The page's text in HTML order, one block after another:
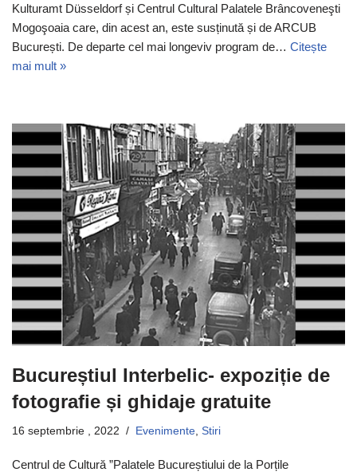
Kulturamt Düsseldorf și Centrul Cultural Palatele Brâncoveneşti
Mogoşoaia care, din acest an, este susținută și de ARCUB
București. De departe cel mai longeviv program de… Citește
mai mult »
Bucureștiul Interbelic- expoziție de
fotografie și ghidaje gratuite
16 septembrie , 2022 Evenimente Stiri
Centrul de Cultură ”Palatele Bucureștiului de la Porțile